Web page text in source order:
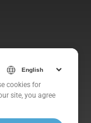
cookies for
site, you agree